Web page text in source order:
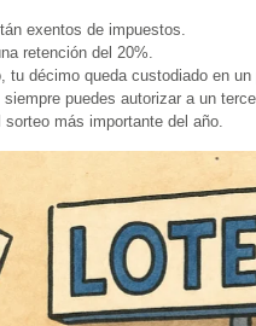
exentos de impuestos.
retención del 20%.
tu décimo queda custodiado en
puedes autorizar a un
más importante del año.